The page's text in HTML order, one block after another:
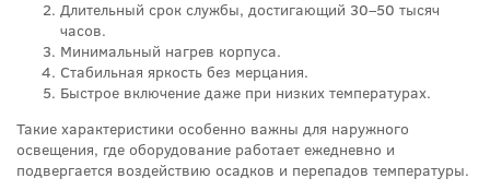
Длительный срок службы, достигающий 30–50 тысяч
часов.
Минимальный нагрев корпуса.
Стабильная яркость без мерцания.
Быстрое включение даже при низких температурах.
Такие характеристики особенно важны для наружного
освещения, где оборудование работает ежедневно и
подвергается воздействию осадков и перепадов температуры.